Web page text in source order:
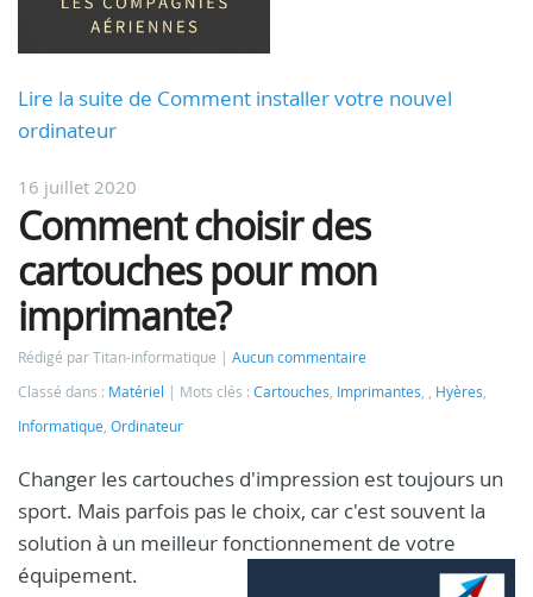
Lire la suite de Comment installer votre nouvel
ordinateur
16 juillet 2020
Comment choisir des
cartouches pour mon
imprimante?
Rédigé par Titan-informatique
Aucun commentaire
Classé dans : Matériel Mots clés : Cartouches Imprimantes Hyères
Informatique Ordinateur
Changer les cartouches d'impression est toujours un
sport. Mais parfois pas le choix, car c'est souvent la
solution à un meilleur fonctionnement de votre
équipement.